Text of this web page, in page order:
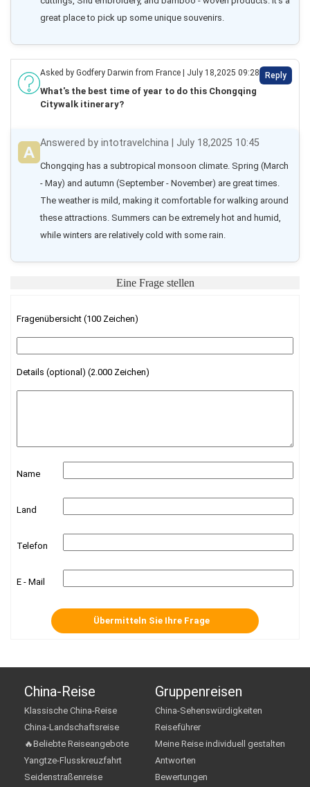
great place to pick up some unique souvenirs.
Asked by Godfery Darwin from France | July 18,2025 09:28 Reply
What's the best time of year to do this Chongqing
Citywalk itinerary?
Answered by intotravelchina | July 18,2025 10:45
Chongqing has a subtropical monsoon climate. Spring (March
- May) and autumn (September - November) are great times.
The weather is mild, making it comfortable for walking around
these attractions. Summers can be extremely hot and humid,
while winters are relatively cold with some rain.
Eine Frage stellen
Fragenübersicht (100 Zeichen)
Details (optional) (2.000 Zeichen)
Name
Land
Telefon
E - Mail
China-Reise
Klassische China-Reise
China-Landschaftsreise
🔥Beliebte Reiseangebote
Yangtze-Flusskreuzfahrt
Seidenstraßenreise
Gruppenreisen
China-Sehenswürdigkeiten
Reiseführer
Meine Reise individuell gestalten
Antworten
Bewertungen